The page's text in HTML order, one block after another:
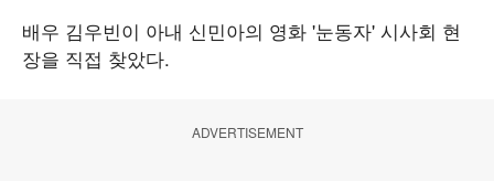
배우 김우빈이 아내 신민아의 영화 '눈동자' 시사회 현
장을 직접 찾았다.
ADVERTISEMENT